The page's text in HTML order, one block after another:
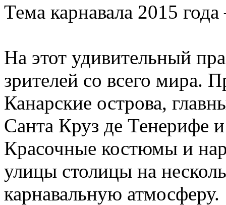
Тема карнавала 2015
На этот удивительный
зрителей со всего мира.
Канарские острова,
Санта Круз де Тенерифе
Красочные костюмы и
улицы столицы на
карнавальную атмосферу.